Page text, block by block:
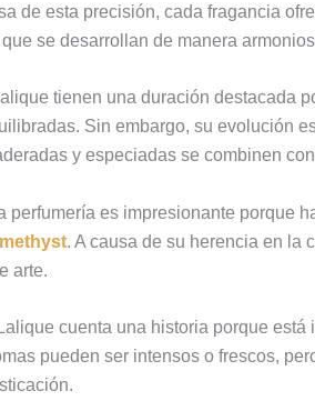
de esta precisión, cada fragancia
se desarrollan de manera
tienen una duración destacada
Sin embargo, su evolución
y especiadas se combinen
perfumería es impresionante porque
. A causa de su herencia en la
arte.
cuenta una historia porque
pueden ser intensos o frescos,